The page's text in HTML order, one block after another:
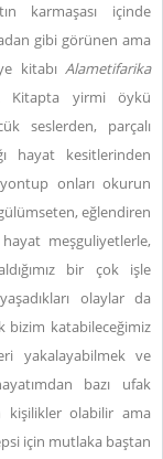
karmaşası içinde
gibi görünen ama
kitabı Alametifarika
Kitapta yirmi öykü
seslerden, parçalı
hayat kesitlerinden
onları okurun
gülümseten, eğlendiren
meşguliyetlerle,
bir çok işle
olaylar da
bizim katabileceğimiz
yakalayabilmek ve
bazı ufak
kişilikler olabilir ama
için mutlaka baştan